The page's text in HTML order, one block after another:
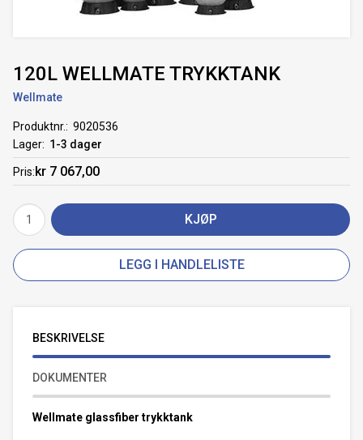
120L WELLMATE TRYKKTANK
Wellmate
Produktnr.
9020536
Lager
1-3 dager
Pris kr 7 067,00
KJØP
LEGG I HANDLELISTE
BESKRIVELSE
DOKUMENTER
Wellmate glassfiber trykktank